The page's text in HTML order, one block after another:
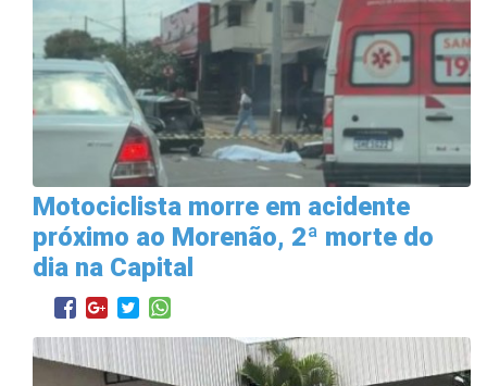
Motociclista morre em acidente
próximo ao Morenão, 2ª morte do
dia na Capital